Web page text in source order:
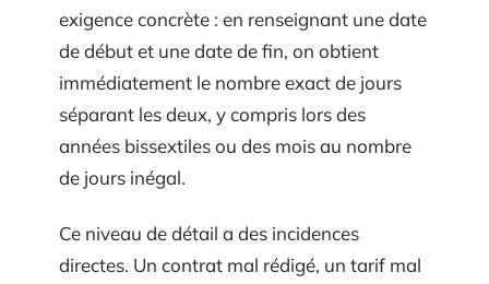
exigence concrète : en renseignant une date
de début et une date de fin, on obtient
immédiatement le nombre exact de jours
séparant les deux, y compris lors des
années bissextiles ou des mois au nombre
de jours inégal.
Ce niveau de détail a des incidences
directes. Un contrat mal rédigé, un tarif mal